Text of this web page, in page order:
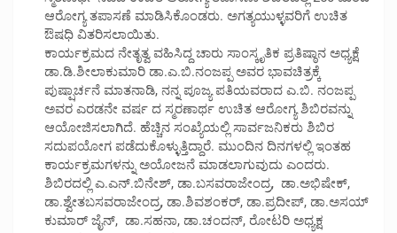
ಆರೋಗ್ಯ ತಪಾಸಣೆ ಮಾಡಿಸಿಕೊಂಡರು. ಅಗತ್ಯಯುಳ್ಳವರಿಗೆ ಉಚಿತ
ಔಷಧಿ ವಿತರಿಸಲಾಯಿತು.
ಕಾರ್ಯಕ್ರಮದ ನೇತೃತ್ವ ವಹಿಸಿದ್ದ ಚಾರು ಸಾಂಸ್ಕೃತಿಕ ಪ್ರತಿಷ್ಠಾನ ಅಧ್ಯಕ್ಷೆ
ಡಾ.ಡಿ.ಶೀಲಾಕುಮಾರಿ ಡಾ.ಎ.ಬಿ.ನಂಜಪ್ಪ ಅವರ ಭಾವಚಿತ್ರಕ್ಕೆ
ಪುಷ್ಷಾರ್ಚನೆ ಮಾತನಾಡಿ, ನನ್ನ ಪೂಜ್ಯ ಪತಿಯವರಾದ ಎ.ಬಿ. ನಂಜಪ್ಪ
ಅವರ ಎರಡನೇ ವರ್ಷ ದ ಸ್ಮರಣಾರ್ಥ ಉಚಿತ ಆರೋಗ್ಯ ಶಿಬಿರವನ್ನು
ಆಯೋಜಿಸಲಾಗಿದೆ. ಹೆಚ್ಚಿನ ಸಂಖ್ಯೆಯಲ್ಲಿ ಸಾರ್ವಜನಿಕರು ಶಿಬಿರ
ಸದುಪಯೋಗ ಪಡೆದುಕೊಳ್ಳುತ್ತಿದ್ದಾರೆ. ಮುಂದಿನ ದಿನಗಳಲ್ಲಿ ಇಂತಹ
ಕಾರ್ಯಕ್ರಮಗಳನ್ನು ಅಯೋಜನೆ ಮಾಡಲಾಗುವುದು ಎಂದರು.
ಶಿಬಿರದಲ್ಲಿ ಎ.ಎನ್.ಬಿನೇಶ್, ಡಾ.ಬಸವರಾಜೇಂದ್ರ, ಡಾ.ಅಭಿಷೇಕ್,
ಡಾ.ಶ್ವೇತಬಸವರಾಜೇಂದ್ರ, ಡಾ.ಶಿವಶಂಕರ್, ಡಾ.ಪ್ರದೀಪ್, ಡಾ.ಅಸಯ್
ಕುಮಾರ್ ಜೈನ್, ಡಾ.ಸಹನಾ, ಡಾ.ಚಂದನ್, ರೋಟರಿ ಅಧ್ಯಕ್ಷ